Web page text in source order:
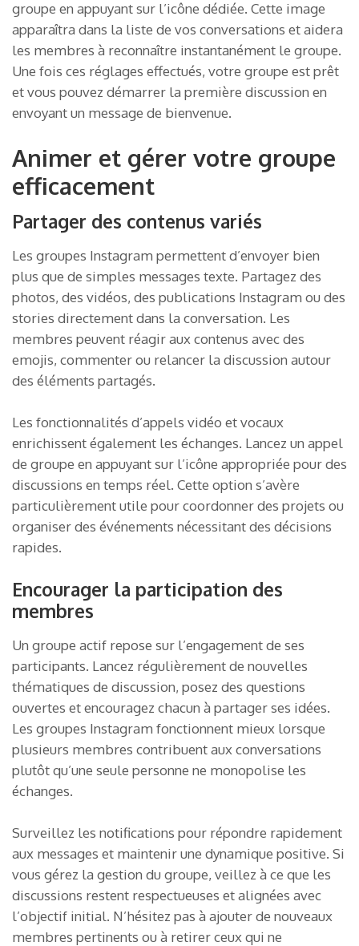
groupe en appuyant sur l’icône dédiée. Cette image
apparaîtra dans la liste de vos conversations et aidera
les membres à reconnaître instantanément le groupe.
Une fois ces réglages effectués, votre groupe est prêt
et vous pouvez démarrer la première discussion en
envoyant un message de bienvenue.
Animer et gérer votre groupe
efficacement
Partager des contenus variés
Les groupes Instagram permettent d’envoyer bien
plus que de simples messages texte. Partagez des
photos, des vidéos, des publications Instagram ou des
stories directement dans la conversation. Les
membres peuvent réagir aux contenus avec des
emojis, commenter ou relancer la discussion autour
des éléments partagés.
Les fonctionnalités d’appels vidéo et vocaux
enrichissent également les échanges. Lancez un appel
de groupe en appuyant sur l’icône appropriée pour des
discussions en temps réel. Cette option s’avère
particulièrement utile pour coordonner des projets ou
organiser des événements nécessitant des décisions
rapides.
Encourager la participation des
membres
Un groupe actif repose sur l’engagement de ses
participants. Lancez régulièrement de nouvelles
thématiques de discussion, posez des questions
ouvertes et encouragez chacun à partager ses idées.
Les groupes Instagram fonctionnent mieux lorsque
plusieurs membres contribuent aux conversations
plutôt qu’une seule personne ne monopolise les
échanges.
Surveillez les notifications pour répondre rapidement
aux messages et maintenir une dynamique positive. Si
vous gérez la gestion du groupe, veillez à ce que les
discussions restent respectueuses et alignées avec
l’objectif initial. N’hésitez pas à ajouter de nouveaux
membres pertinents ou à retirer ceux qui ne